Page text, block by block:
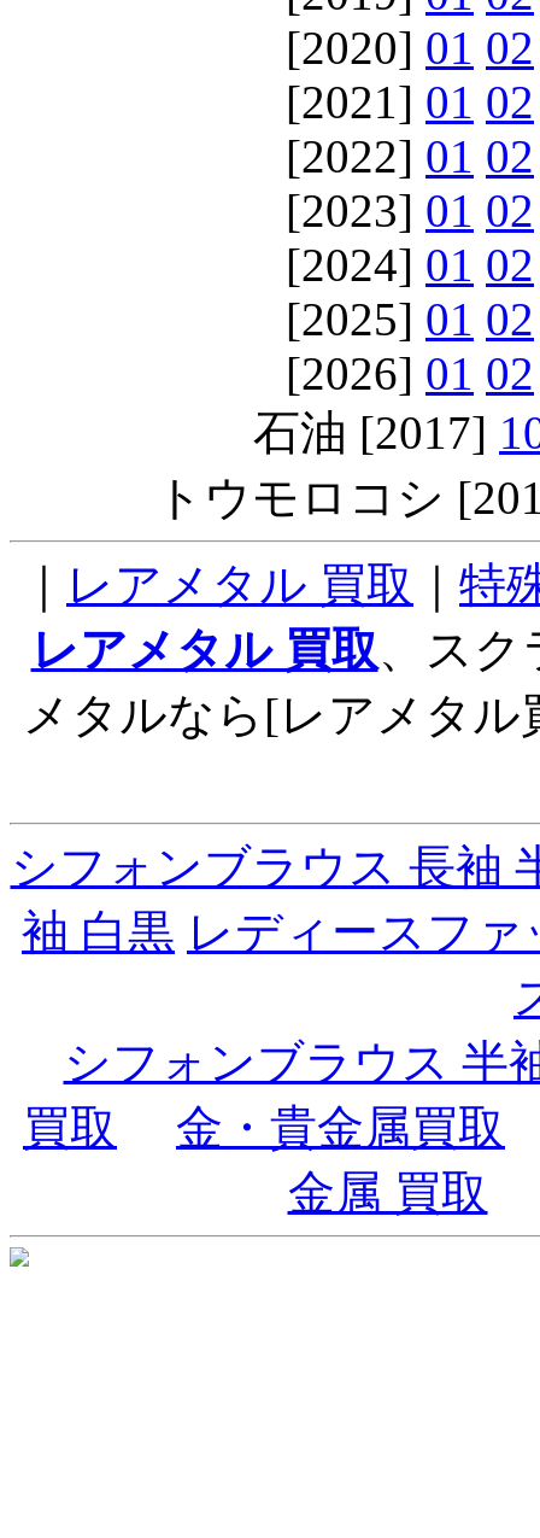
[2020] 01 02
[2021] 01 02
[2022] 01 02
[2023] 01 02
[2024] 01 02
[2025] 01 02
[2026] 01 02
石油 [2017]
トウモロコシ
レアメタル 買取
特
レアメタル 買取、スク
メタルなら[レアメタ
シフォンブラウス 長袖
袖 白黒 レディースフ
シフォンブラウス 半
買取
金・貴金属買取
金属 買取